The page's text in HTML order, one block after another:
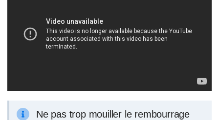
Ne pas trop mouiller le rembourrage